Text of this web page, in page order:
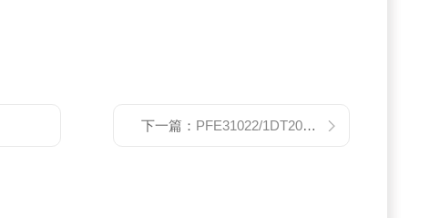
下一篇： PFE31022/1DT20ATOS齿轮泵上海总代理@ATOS齿轮泵现货@ATOS中国总代理公司